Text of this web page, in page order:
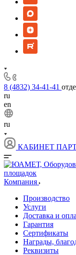
8 (4832) 34-41-41
ru
en
ru
КАБИНЕТ
Компания
Производство
Услуги
Доставка и
Гарантия
Сертификаты
Награды,
Реквизиты